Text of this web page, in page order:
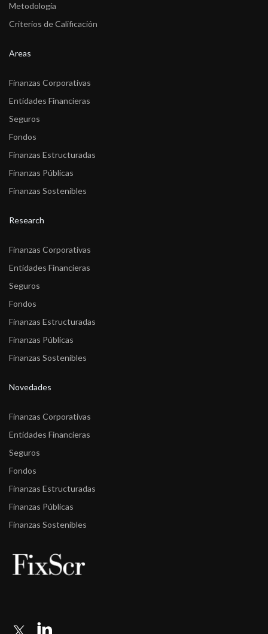
Metodología
Criterios de Calificación
Areas
Finanzas Corporativas
Entidades Financieras
Seguros
Fondos
Finanzas Estructuradas
Finanzas Públicas
Finanzas Sostenibles
Research
Finanzas Corporativas
Entidades Financieras
Seguros
Fondos
Finanzas Estructuradas
Finanzas Públicas
Finanzas Sostenibles
Novedades
Finanzas Corporativas
Entidades Financieras
Seguros
Fondos
Finanzas Estructuradas
Finanzas Públicas
Finanzas Sostenibles